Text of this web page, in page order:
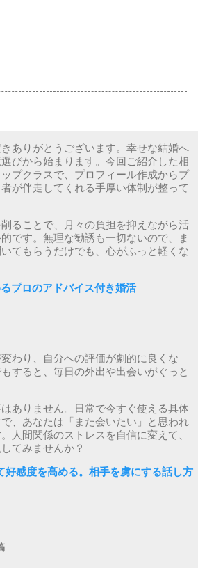
きありがとうございます。幸せな結婚へ
びから始まります。今回ご紹介した相
プクラスで、プロフィール作成からプ
が伴走してくれる手厚い体制が整って
ることで、月々の負担を抑えながら活
です。無理な勧誘も一切ないので、ま
てもらうだけでも、心がふっと軽くな
プロのアドバイス付き婚活
わり、自分への評価が劇的に良くな
すると、毎日の外出や出会いがぐっと
ありません。日常で今すぐ使える具体
、あなたは「また会いたい」と思われ
人間関係のストレスを自信に変えて、
てみませんか？
好感度を高める。相手を虜にする話し方